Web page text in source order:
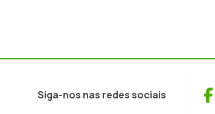
Siga-nos nas redes sociais